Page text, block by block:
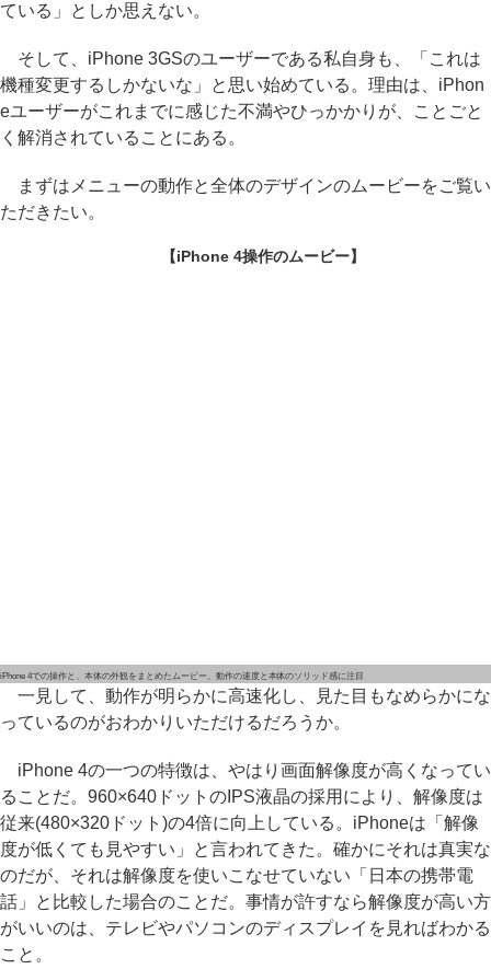
ている」としか思えない。
そして、iPhone 3GSのユーザーである私自身も、「これは
機種変更するしかないな」と思い始めている。理由は、iPhon
eユーザーがこれまでに感じた不満やひっかかりが、ことごと
く解消されていることにある。
まずはメニューの動作と全体のデザインのムービーをご覧い
ただきたい。
【iPhone 4操作のムービー】
iPhone 4での操作と、本体の外観をまとめたムービー。動作の速度と本体のソリッド感に注目
一見して、動作が明らかに高速化し、見た目もなめらかにな
っているのがおわかりいただけるだろうか。
iPhone 4の一つの特徴は、やはり画面解像度が高くなってい
ることだ。960×640ドットのIPS液晶の採用により、解像度は
従来(480×320ドット)の4倍に向上している。iPhoneは「解像
度が低くても見やすい」と言われてきた。確かにそれは真実な
のだが、それは解像度を使いこなせていない「日本の携帯電
話」と比較した場合のことだ。事情が許すなら解像度が高い方
がいいのは、テレビやパソコンのディスプレイを見ればわかる
こと。